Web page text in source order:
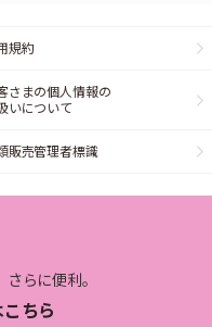
規約
さまの個人情報の
いについて
販売管理者標識
らに便利。
ちら